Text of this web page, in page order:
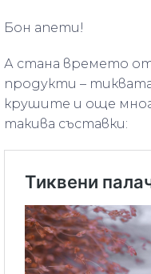
Бон апети!
А стана времето
продукти –
крушите и още
такива съставки: